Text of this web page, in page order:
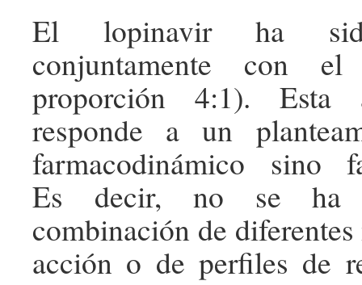
El lopinavir ha
conjuntamente con
proporción 4:1). Esta
responde a un
farmacodinámico sino
Es decir, no se ha
combinación de
acción o de perfiles de